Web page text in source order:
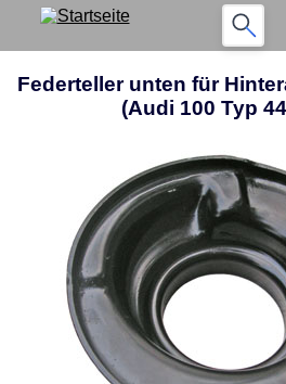
Federteller unten für
(Audi 100 Typ